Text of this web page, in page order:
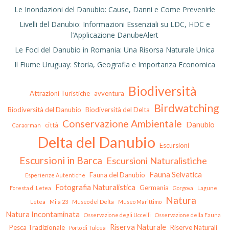
Le Inondazioni del Danubio: Cause, Danni e Come Prevenirle
Livelli del Danubio: Informazioni Essenziali su LDC, HDC e
l’Applicazione DanubeAlert
Le Foci del Danubio in Romania: Una Risorsa Naturale Unica
Il Fiume Uruguay: Storia, Geografia e Importanza Economica
Attrazioni Turistiche avventura Biodiversità
Biodiversità del Danubio Biodiversità del Delta Birdwatching
Caraorman città Conservazione Ambientale Danubio
Delta del Danubio Escursioni
Escursioni in Barca Escursioni Naturalistiche
Esperienze Autentiche Fauna del Danubio Fauna Selvatica
Foresta di Letea Fotografia Naturalistica Germania Gorgova Lagune
Letea Mila 23 Museo del Delta Museo Marittimo Natura
Natura Incontaminata Osservazione degli Uccelli Osservazione della Fauna
Pesca Tradizionale Porto di Tulcea Riserva Naturale Riserve Naturali